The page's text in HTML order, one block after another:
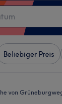
Beliebiger Preis
von